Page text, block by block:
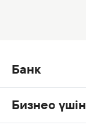
Банк
Бизнес үшін